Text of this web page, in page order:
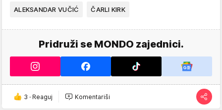
ALEKSANDAR VUČIĆ ČARLI KIRK
Pridruži se MONDO zajednici.
3 · Reaguj Komentariši